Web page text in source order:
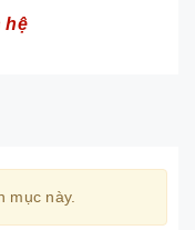
hệ
mục này.